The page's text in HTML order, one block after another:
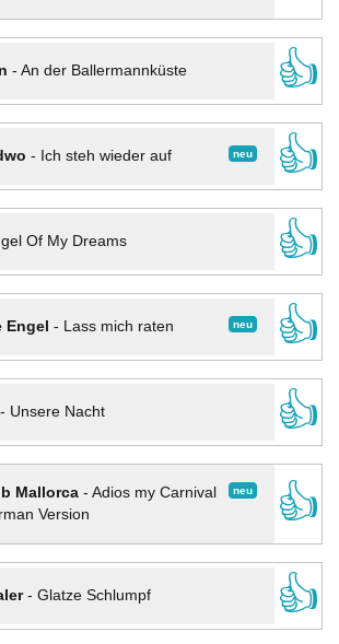
- An der Ballermannküste
👍
neu
- Ich steh wieder auf
👍
Of My Dreams
👍
neu
- Lass mich raten
👍
Unsere Nacht
👍
neu
Mallorca- Adios my Carnival
Version
👍
- Glatze Schlumpf
👍